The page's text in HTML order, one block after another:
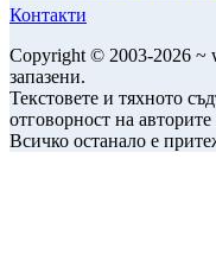
Контакти
Copyright © 2003-2026 ~
запазени.
Текстовете и тяхното
отговорност на
Всичко останало е